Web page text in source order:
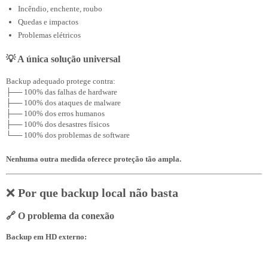
Incêndio, enchente, roubo
Quedas e impactos
Problemas elétricos
💡 A única solução universal
Backup adequado protege contra:
├── 100% das falhas de hardware
├── 100% dos ataques de malware
├── 100% dos erros humanos
├── 100% dos desastres físicos
Nenhuma outra medida oferece proteção tão ampla.
❌ Por que backup local não basta
🔗 O problema da conexão
Backup em HD externo: